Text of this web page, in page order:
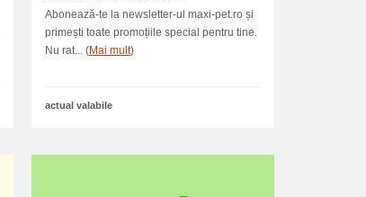
Abonează-te la newsletter-ul maxi-pet.ro și
primești toate promoțiile special pentru tine.
Nu rat... (Mai mult)
actual valabile